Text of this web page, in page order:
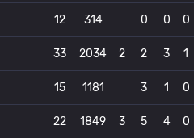
12 314 0 0 0
33 2034 2 2 3 1
15 1181 3 1 0
22 1849 3 5 4 0